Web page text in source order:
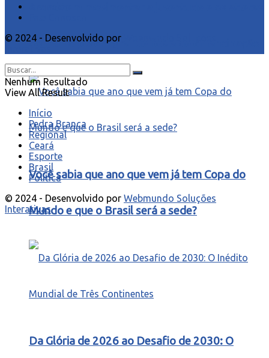
do município em grande festa de emancipação
Você sabia que ano que vem já tem Copa do
Mundo e que o Brasil será a sede?
Da Glória de 2026 ao Desafio de 2030: O
© 2024 - Desenvolvido por
Nenhum Resultado
View All Result
Início
Pedra Branca
Regional
Ceará
Esporte
Brasil
Política
© 2024 - Desenvolvido por Webmundo Soluções
Interativas